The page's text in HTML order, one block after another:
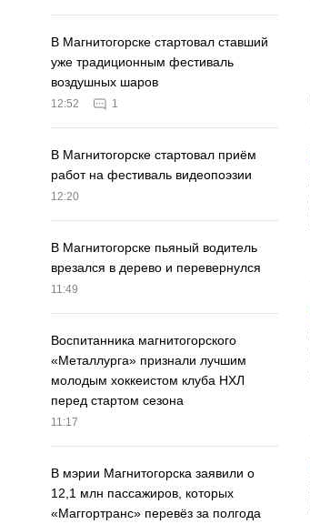
В Магнитогорске стартовал ставший
уже традиционным фестиваль
воздушных шаров
12:52 1
В Магнитогорске стартовал приём
работ на фестиваль видеопоэзии
12:20
В Магнитогорске пьяный водитель
врезался в дерево и перевернулся
11:49
Воспитанника магнитогорского
«Металлурга» признали лучшим
молодым хоккеистом клуба НХЛ
перед стартом сезона
11:17
В мэрии Магнитогорска заявили о
12,1 млн пассажиров, которых
«Маггортранс» перевёз за полгода